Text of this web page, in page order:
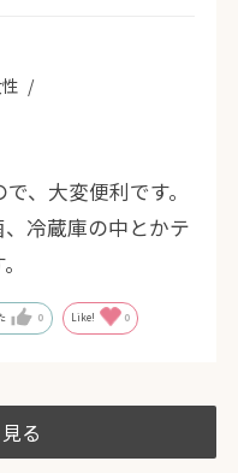
、大変便利です。
冷蔵庫の中とかテ
0 Like! 0
る